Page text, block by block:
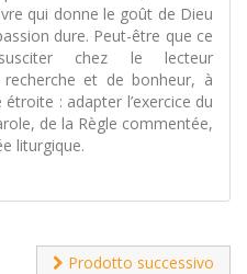
qui donne le goût de Dieu
dure. Peut-être que ce
chez le lecteur
recherche et de bonheur, à
: adapter l’exercice du
de la Règle commentée,
liturgique.
Prodotto successivo